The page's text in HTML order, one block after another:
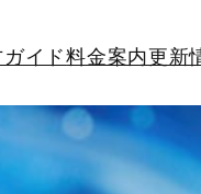
イド料金案内更新